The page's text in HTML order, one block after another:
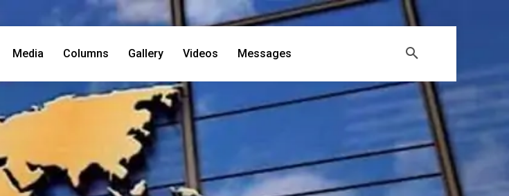
Media Columns Gallery Videos Messages